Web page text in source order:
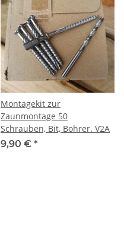
Montagekit zur
Zaunmontage 50
Schrauben, Bit, Bohrer. V2A
9,90 € *